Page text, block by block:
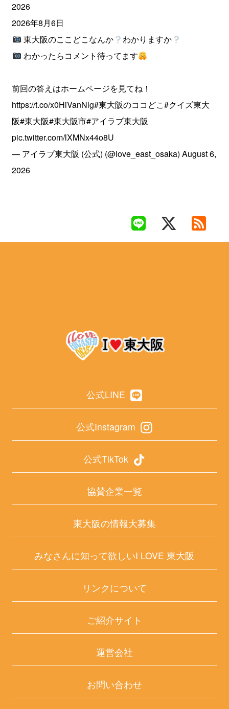
2026
2026年8月6日
東大阪のここどこなんか
わかりますか
わかったらコメント待ってます
前回の答えはホームページを見てね！
https://t.co/x0HiVanNlg#東大阪のココどこ#クイズ東大
阪#東大阪#東大阪市#アイラブ東大阪
pic.twitter.com/lXMNx44o8U
— アイラブ東大阪 (公式) (@love_east_osaka)August 6,
2026
公式LINE
公式Instagram
公式TikTok
協賛企業一覧
東大阪の情報大募集
みなさんに知って欲しいI LOVE 東大阪
リンクについて
ご紹介サイト
運営会社
お問い合わせ